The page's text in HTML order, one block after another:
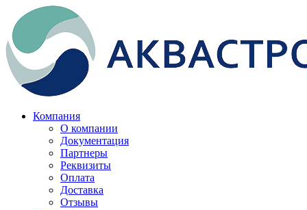
Компания
О компании
Документация
Партнеры
Реквизиты
Оплата
Доставка
Отзывы